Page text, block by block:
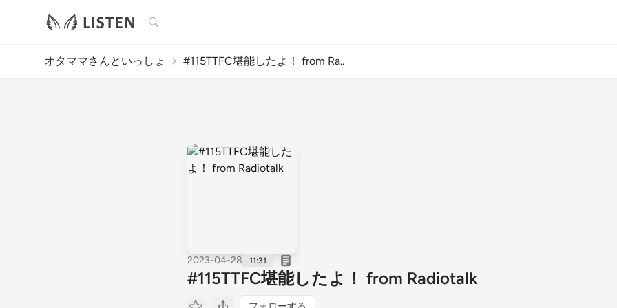
検索
オタママさんといっしょ #115TTFC堪能したよ！ from Ra..
2023-04-28 11:31
#115TTFC堪能したよ！ from Radiotalk